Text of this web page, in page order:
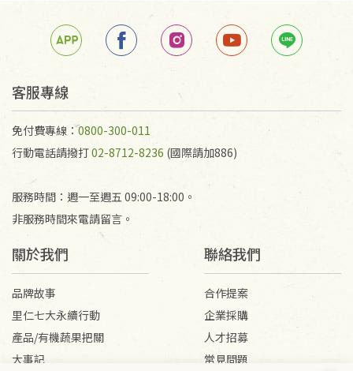
客服專線
免付費專線：0800-300-011
行動電話請撥打02-8712-8236 (國際請加886)
服務時間：週一至週五 09:00-18:00。
非服務時間來電請留言。
關於我們
品牌故事
里仁七大永續行動
產品/有機蔬果把關
大事記
聯絡我們
合作提案
企業採購
人才招募
常見問題